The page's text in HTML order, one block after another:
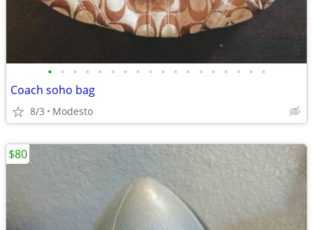
• • • • • • • • • • • • • • • • • •
Coach soho bag
8/3 Modesto
$80